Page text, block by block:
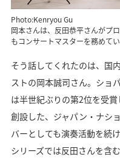
Photo:Kenryou Gu
岡本さんは、反田恭平さんがプ
もコンサートマスターを務めて
そう話してくれたのは、国
ストの岡本誠司さん。ショ
は半世紀ぶりの第2位を受
創設した、ジャパン・ナシ
バーとしても演奏活動を続
シリーズでは反田さんを含